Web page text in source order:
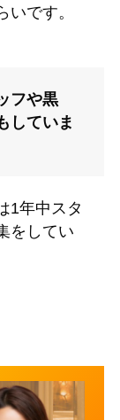
いです。
フや黒
していま
1年中スタ
をしてい